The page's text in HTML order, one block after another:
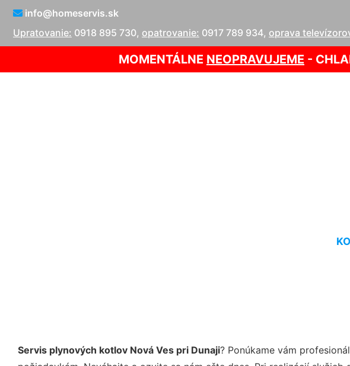
info@homeservis.sk
Upratovanie: 0918 895 730, opatrovanie: 0917 789 934, oprava
MOMENTÁLNE NEOPRAVUJEME -
Servis plynových kotlov Nová Ves pri Dunaji? Ponúkame vám